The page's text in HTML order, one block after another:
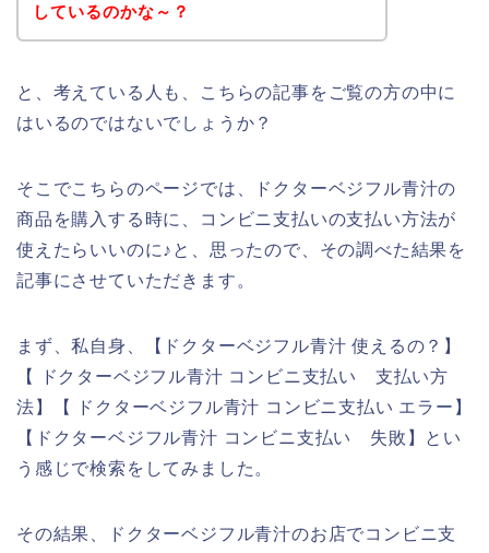
しているのかな～？
と、考えている人も、こちらの記事をご覧の方の中に
はいるのではないでしょうか？
そこでこちらのページでは、ドクターベジフル青汁の
商品を購入する時に、コンビニ支払いの支払い方法が
使えたらいいのに♪と、思ったので、その調べた結果を
記事にさせていただきます。
まず、私自身、【ドクターベジフル青汁 使えるの？】
【 ドクターベジフル青汁 コンビニ支払い 支払い方
法】【 ドクターベジフル青汁 コンビニ支払い エラー】
【ドクターベジフル青汁 コンビニ支払い 失敗】とい
う感じで検索をしてみました。
その結果、ドクターベジフル青汁のお店でコンビニ支